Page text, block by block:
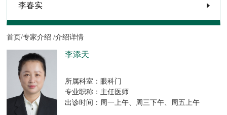
李春实
首页/专家介绍 /介绍详情
李添天
所属科室：眼科门
专业职称：主任医师
出诊时间：周一上午、周三下午、周五上午